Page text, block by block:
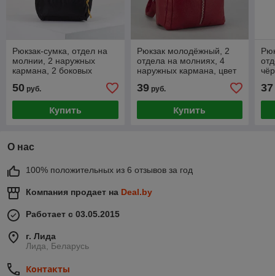
Рюкзак-сумка, отдел на
молнии, 2 наружных
кармана, 2 боковых
50 руб.
Купить
Рюкзак молодёжный, 2
отдела на молниях, 4
наружных кармана, цвет
39руб.
Купить
37
О нас
100% положительных из 6 отзывов за год
Компания продает на Deal.by
Работает с 03.05.2015
г. Лида
Лида, Беларусь
Контакты